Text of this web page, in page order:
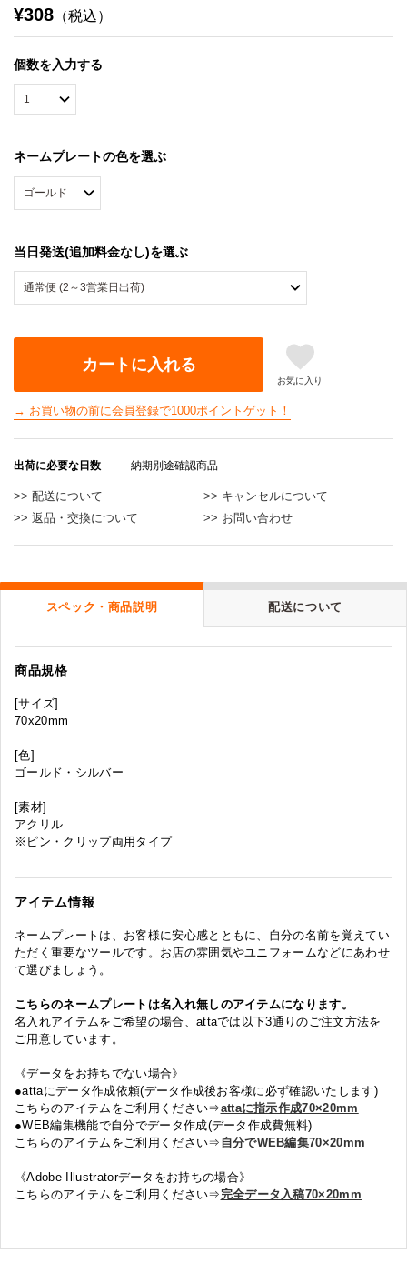
¥308 （税込）
個数を入力する
ネームプレートの色を選ぶ
当日発送(追加料金なし)を選ぶ
カートに入れる
お気に入り
→ お買い物の前に会員登録で1000ポイントゲット！
出荷に必要な日数 納期別途確認商品
>> 配送について
>> キャンセルについて
>> 返品・交換について
>> お問い合わせ
スペック・商品説明 配送について
商品規格
[サイズ]
70x20mm
[色]
ゴールド・シルバー
[素材]
アクリル
※ピン・クリップ両用タイプ
アイテム情報
ネームプレートは、お客様に安心感とともに、自分の名前を覚えてい
ただく重要なツールです。お店の雰囲気やユニフォームなどにあわせ
て選びましょう。
こちらのネームプレートは名入れ無しのアイテムになります。
名入れアイテムをご希望の場合、attaでは以下3通りのご注文方法を
ご用意しています。
《データをお持ちでない場合》
●attaにデータ作成依頼(データ作成後お客様に必ず確認いたします)
こちらのアイテムをご利用ください⇒attaに指示作成70×20mm
●WEB編集機能で自分でデータ作成(データ作成費無料)
こちらのアイテムをご利用ください⇒ 自分でWEB編集70×20mm
《Adobe Illustratorデータをお持ちの場合》
こちらのアイテムをご利用ください⇒完全データ入稿70×20mm